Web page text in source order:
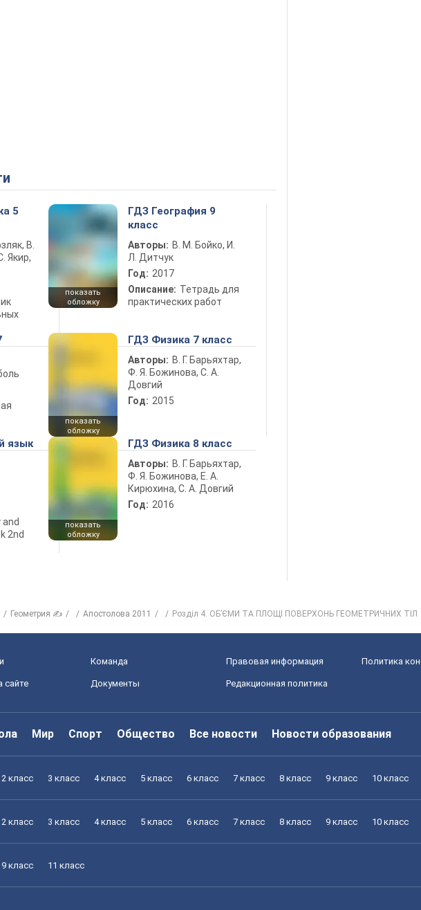
5
В.
Якир,
показать
обложку
ГДЗ География 9
класс
Авторы: В. М. Бойко, И.
Л. Дитчук
Год: 2017
Описание: Тетрадь для
практических работ
показать
обложку
ГДЗ Физика 7 класс
Авторы: В. Г. Барьяхтар,
Ф. Я. Божинова, С. А.
Довгий
Год: 2015
язык
and
2nd
показать
обложку
ГДЗ Физика 8 класс
Авторы: В. Г. Барьяхтар,
Ф. Я. Божинова, Е. А.
Кирюхина, С. А. Довгий
Год: 2016
Геометрия ✍ Апостолова 2011 Розділ 4. ОБ’ЄМИ ТА ПЛОЩІ ПОВЕРХОНЬ ГЕОМЕТРИЧНИХ ТІЛ
Команда Правовая информация Политика
сайте Документы Редакционная политика
Мир Спорт Общество Все новости Новости образования
2 класс 3 класс 4 класс 5 класс 6 класс 7 класс 8 класс 9 класс 10 класс
2 класс 3 класс 4 класс 5 класс 6 класс 7 класс 8 класс 9 класс 10 класс
9 класс 11 класс